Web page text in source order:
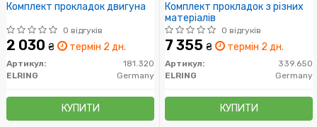
Комплект прокладок двигуна
0 відгуків
2 030 ₴ термін 2 дн.
Артикул:
181.320
ELRING
Germany
КУПИТИ
Комплект прокладок з різних
матеріалів
0 відгуків
7 355 ₴ термін 2 дн.
Артикул:
339.650
ELRING
Germany
КУПИТИ